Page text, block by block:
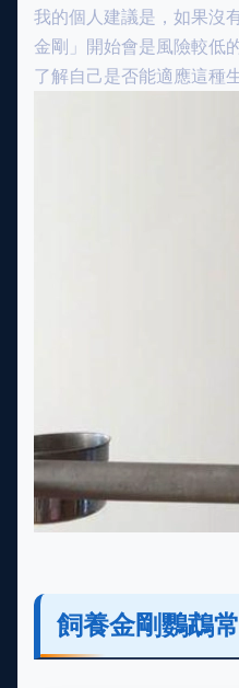
我的個人建議是，如果沒
金剛」開始會是風險較低
了解自己是否能適應這種
飼養金剛鸚鵡